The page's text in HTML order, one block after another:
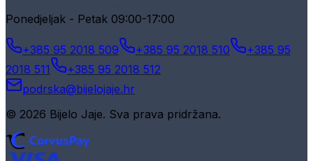
Ponedjeljak - Petak 09:00-17:00
+385 95 2018 509 +385 95 2018 510
+385 95
2018 511
+385 95 2018 512
podrska@bijelojaje.hr
© 2026 Bijelo Jaje. Sva prava pridržana.